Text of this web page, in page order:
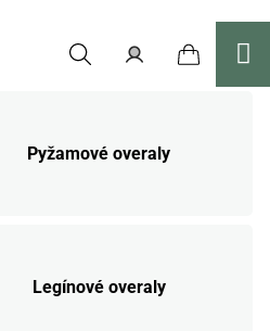
Nákupní
Pyžamové overaly
Legínové overaly